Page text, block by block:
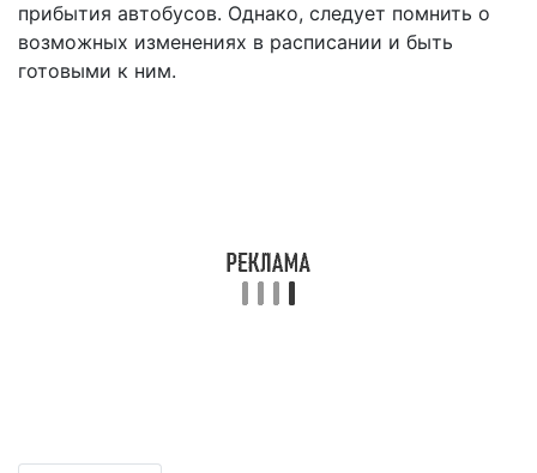
прибытия автобусов. Однако, следует помнить о
возможных изменениях в расписании и быть
готовыми к ним.